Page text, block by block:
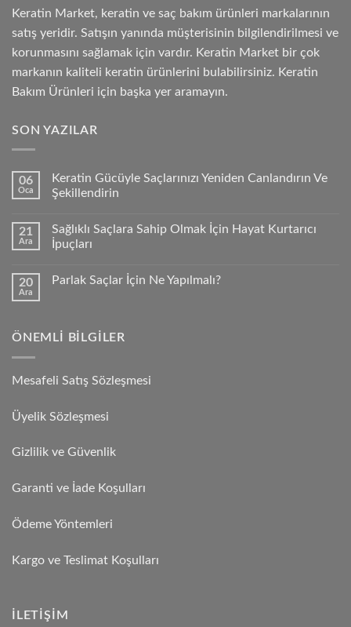
Keratin Market, keratin ve saç bakım ürünleri markalarının
satış yeridir. Satışın yanında müşterisinin bilgilendirilmesi ve
korunmasını sağlamak için vardır. Keratin Market bir çok
markanın kaliteli keratin ürünlerini bulabilirsiniz. Keratin
Bakım Ürünleri için başka yer aramayın.
SON YAZILAR
06
Oca
Keratin Gücüyle Saçlarınızı Yeniden Canlandırın Ve
Şekillendirin
21
Ara
Sağlıklı Saçlara Sahip Olmak İçin Hayat Kurtarıcı
İpuçları
20
Ara
Parlak Saçlar İçin Ne Yapılmalı?
ÖNEMLI BILGILER
Mesafeli Satış Sözleşmesi
Üyelik Sözleşmesi
Gizlilik ve Güvenlik
Garanti ve İade Koşulları
Ödeme Yöntemleri
Kargo ve Teslimat Koşulları
İLETIŞIM